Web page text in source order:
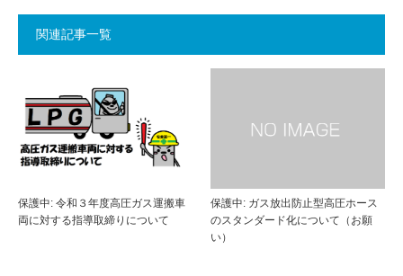
関連記事一覧
保護中: 令和３年度高圧ガス運搬車
両に対する指導取締りについて
保護中: ガス放出防止型高圧ホース
のスタンダード化について（お願
い）